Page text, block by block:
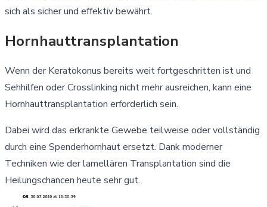
sich als sicher und effektiv bewährt.
Hornhauttransplantation
Wenn der Keratokonus bereits weit fortgeschritten ist und
Sehhilfen oder Crosslinking nicht mehr ausreichen, kann eine
Hornhauttransplantation erforderlich sein.
Dabei wird das erkrankte Gewebe teilweise oder vollständig
durch eine Spenderhornhaut ersetzt. Dank moderner
Techniken wie der lamellären Transplantation sind die
Heilungschancen heute sehr gut.